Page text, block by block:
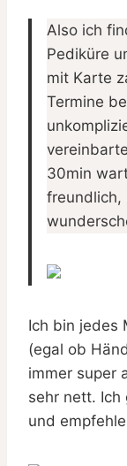
Also ich
Pediküre
mit Karte
Termine
30min
freundlich,
Ich bin jedes
(egal ob
immer super
sehr nett. Ich
und